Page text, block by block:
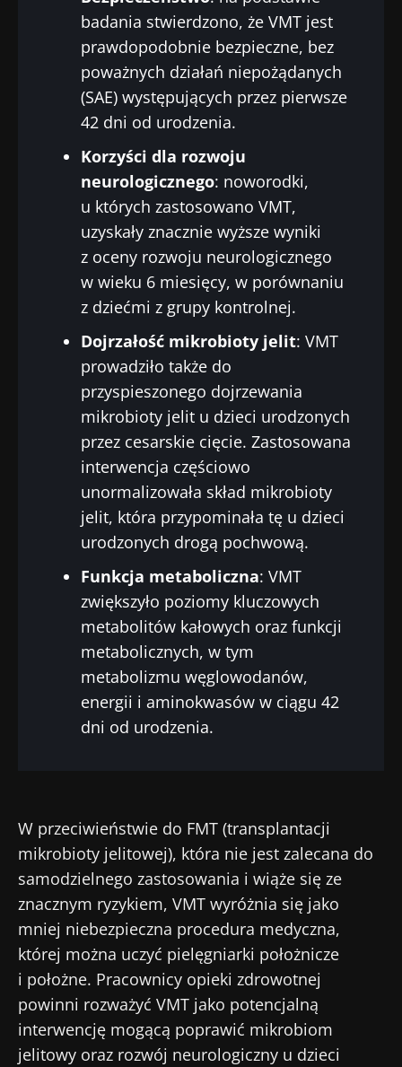
badania stwierdzono, że VMT jest
prawdopodobnie bezpieczne, bez
poważnych działań niepożądanych
(SAE) występujących przez pierwsze
42 dni od urodzenia.
Korzyści dla rozwoju
neurologicznego: noworodki,
u których zastosowano VMT,
uzyskały znacznie wyższe wyniki
z oceny rozwoju neurologicznego
w wieku 6 miesięcy, w porównaniu
z dziećmi z grupy kontrolnej.
Dojrzałość mikrobioty jelit: VMT
prowadziło także do
przyspieszonego dojrzewania
mikrobioty jelit u dzieci urodzonych
przez cesarskie cięcie. Zastosowana
interwencja częściowo
unormalizowała skład mikrobioty
jelit, która przypominała tę u dzieci
urodzonych drogą pochwową.
Funkcja metaboliczna: VMT
zwiększyło poziomy kluczowych
metabolitów kałowych oraz funkcji
metabolicznych, w tym
metabolizmu węglowodanów,
energii i aminokwasów w ciągu 42
dni od urodzenia.
W przeciwieństwie do FMT (transplantacji
mikrobioty jelitowej), która nie jest zalecana do
samodzielnego zastosowania i wiąże się ze
znacznym ryzykiem, VMT wyróżnia się jako
mniej niebezpieczna procedura medyczna,
której można uczyć pielęgniarki położnicze
i położne. Pracownicy opieki zdrowotnej
powinni rozważyć VMT jako potencjalną
interwencję mogącą poprawić mikrobiom
jelitowy oraz rozwój neurologiczny u dzieci
stronę internetową
Zostać przekierowany
Pobyt na stronie internetowej Instytutu
Chcę zaprenumerować inne wiadomości z
Zapoznałem się i akceptujęogólne warunki
korzystaniai polityka ochrony danych
osobowych Biocodex Microbiota Institute.
* Pole obowiązkowe
Zapoznałem się i akceptuję
ogólne warunki
korzystania ipolityka ochrony danych
osobowychBiocodex Microbiota Institute.
* Pole obowiązkowe
BMI 20-35
Więcej informacji
23/07/2026
Wpływ
mikrobioty na
zdrowie
Przeczytaj
artykuł
16/07/2026
mikrobiota raka
jelita grubego
niezależnym
wskaźnikiem
prognostycznym?
Przeczytaj
artykuł